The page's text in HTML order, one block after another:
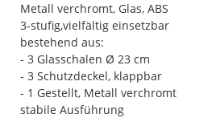
Metall verchromt, Glas, ABS
3-stufig,vielfältig einsetzbar
bestehend aus:
- 3 Glasschalen Ø 23 cm
- 3 Schutzdeckel, klappbar
- 1 Gestellt, Metall verchromt
stabile Ausführung